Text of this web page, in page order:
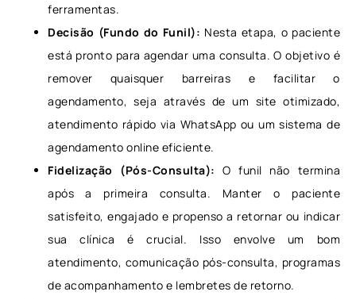
ferramentas.
Decisão (Fundo do Funil): Nesta etapa, o paciente
está pronto para agendar uma consulta. O objetivo é
remover quaisquer barreiras e facilitar o
agendamento, seja através de um site otimizado,
atendimento rápido via WhatsApp ou um sistema de
agendamento online eficiente.
Fidelização (Pós-Consulta): O funil não termina
após a primeira consulta. Manter o paciente
satisfeito, engajado e propenso a retornar ou indicar
sua clínica é crucial. Isso envolve um bom
atendimento, comunicação pós-consulta, programas
de acompanhamento e lembretes de retorno.